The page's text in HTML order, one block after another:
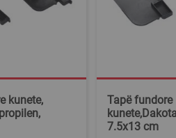
kunete,
Tapë fundore
7.5x13 cm